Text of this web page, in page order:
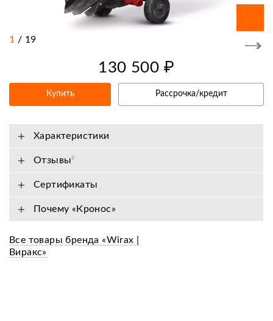
1 / 19
130 500 ₽
Купить Рассрочка/кредит
Характеристики
Отзывы6
Сертификаты
Почему «Кронос»
Все товары бренда «Wirax |
Виракс»